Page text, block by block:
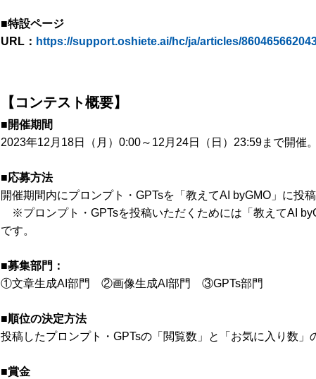
■特設ページ
URL： https://support.oshiete.ai/hc/ja/articles/
【コンテスト概要】
■開催期間
2023年12月18日（月）0:00～12月24日（日）23:59まで開催。
■応募方法
開催期間内にプロンプト・GPTsを「教えてAI byGMO」に投
※プロンプト・GPTsを投稿いただくためには「教えてAI
です。
■募集部門：
①文章生成AI部門 ②画像生成AI部門 ③GPTs部門
■順位の決定方法
投稿したプロンプト・GPTsの「閲覧数」と「お気に入り数」
■賞金